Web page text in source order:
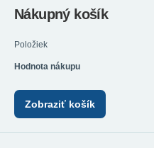
Nákupný košík
Položiek
Hodnota nákupu
Zobraziť košík